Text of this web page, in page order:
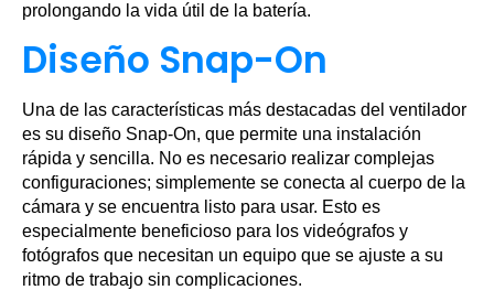
prolongando la vida útil de la batería.
Diseño Snap-On
Una de las características más destacadas del ventilador
es su diseño Snap-On, que permite una instalación
rápida y sencilla. No es necesario realizar complejas
configuraciones; simplemente se conecta al cuerpo de la
cámara y se encuentra listo para usar. Esto es
especialmente beneficioso para los videógrafos y
fotógrafos que necesitan un equipo que se ajuste a su
ritmo de trabajo sin complicaciones.